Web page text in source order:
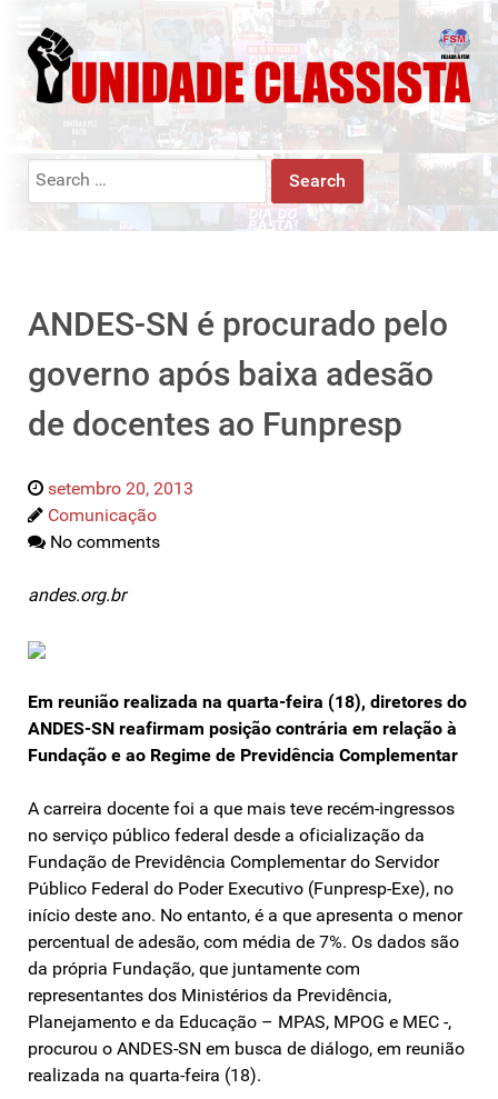
Search
ANDES-SN é procurado pelo
governo após baixa adesão
de docentes ao Funpresp
setembro 20, 2013
Comunicação
No comments
andes.org.br
Em reunião realizada na quarta-feira (18), diretores do
ANDES-SN reafirmam posição contrária em relação à
Fundação e ao Regime de Previdência Complementar
A carreira docente foi a que mais teve recém-ingressos
no serviço público federal desde a oficialização da
Fundação de Previdência Complementar do Servidor
Público Federal do Poder Executivo (Funpresp-Exe), no
início deste ano. No entanto, é a que apresenta o menor
percentual de adesão, com média de 7%. Os dados são
da própria Fundação, que juntamente com
representantes dos Ministérios da Previdência,
Planejamento e da Educação – MPAS, MPOG e MEC -,
procurou o ANDES-SN em busca de diálogo, em reunião
realizada na quarta-feira (18).